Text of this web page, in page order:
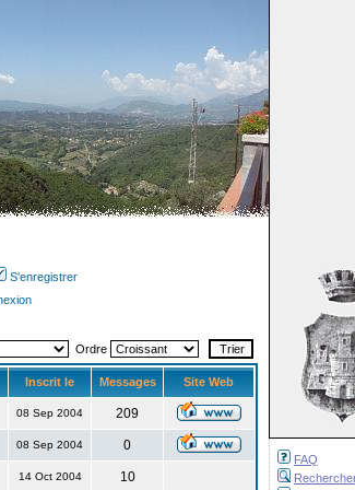
FAQ
S'enregistrer
Ordre
Inscrit le Messages Site Web
08 Sep 2004 209
08 Sep 2004 0
14 Oct 2004 10